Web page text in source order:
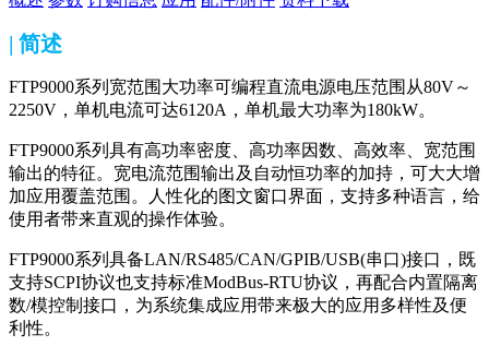
| 简述
FTP9000系列宽范围大功率可编程直流电源电压范围从80V～
2250V，单机电流可达6120A，单机最大功率为180kW。
FTP9000系列具有高功率密度、高功率因数、高效率、宽范围
输出的特征。宽电流范围输出及自动恒功率的加持，可大大增
加应用覆盖范围。人性化的图文窗口界面，支持多种语言，给
使用者带来直观的操作体验。
FTP9000系列具备LAN/RS485/CAN/GPIB/USB(串口)接口，既
支持SCPI协议也支持标准ModBus-RTU协议，再配合内置隔离
数/模控制接口，为系统集成应用带来极大的应用多样性及便
利性。